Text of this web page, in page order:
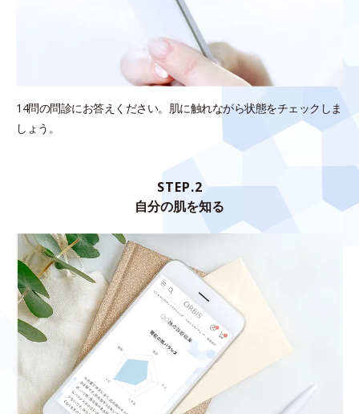
14問の問診にお答えください。肌に触れながら状態をチェックしま
しょう。
STEP.2
自分の肌を知る